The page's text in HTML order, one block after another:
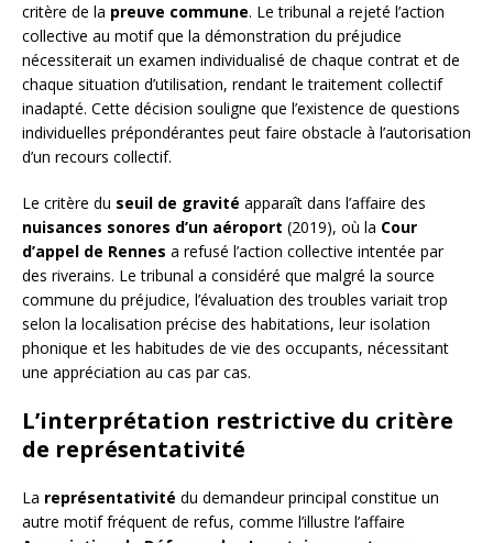
critère de la preuve commune. Le tribunal a rejeté l’action
collective au motif que la démonstration du préjudice
nécessiterait un examen individualisé de chaque contrat et de
chaque situation d’utilisation, rendant le traitement collectif
inadapté. Cette décision souligne que l’existence de questions
individuelles prépondérantes peut faire obstacle à l’autorisation
d’un recours collectif.
Le critère du seuil de gravité apparaît dans l’affaire des
nuisances sonores d’un aéroport (2019), où la Cour
d’appel de Rennes a refusé l’action collective intentée par
des riverains. Le tribunal a considéré que malgré la source
commune du préjudice, l’évaluation des troubles variait trop
selon la localisation précise des habitations, leur isolation
phonique et les habitudes de vie des occupants, nécessitant
une appréciation au cas par cas.
L’interprétation restrictive du critère
de représentativité
La représentativité du demandeur principal constitue un
autre motif fréquent de refus, comme l’illustre l’affaire